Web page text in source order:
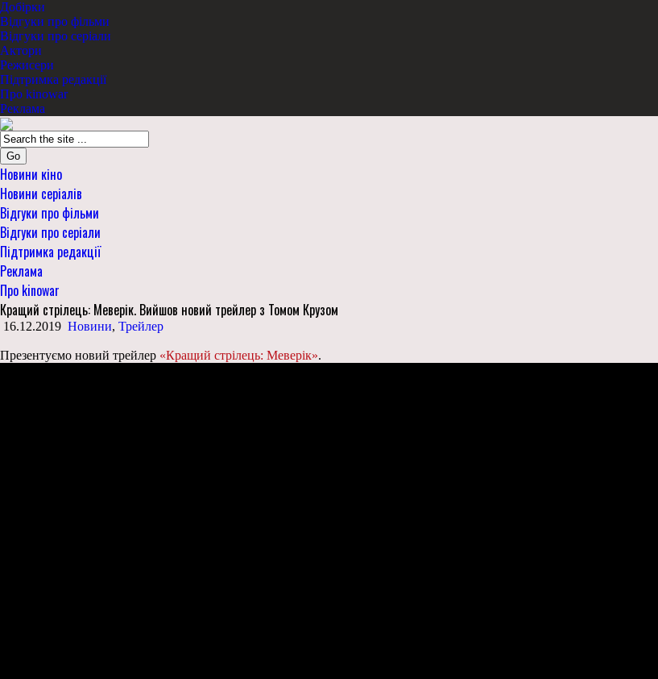
Добірки
Відгуки про фільми
Відгуки про серіали
Актори
Режисери
Підтримка редакції
Про kinowar
Реклама
Go
Новини кіно
Новини серіалів
Відгуки про фільми
Відгуки про серіали
Підтримка редакції
Реклама
Про kinowar
Кращий стрілець: Меверік. Вийшов новий трейлер з Томом Крузом
16.12.2019 Новини, Трейлер
Презентуємо новий трейлер «Кращий стрілець: Меверік».